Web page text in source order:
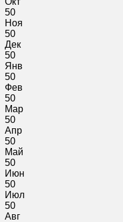
50
Ноя
50
Дек
50
Янв
50
Фев
50
Мар
50
Апр
50
Май
50
Июн
50
Июл
50
Авг